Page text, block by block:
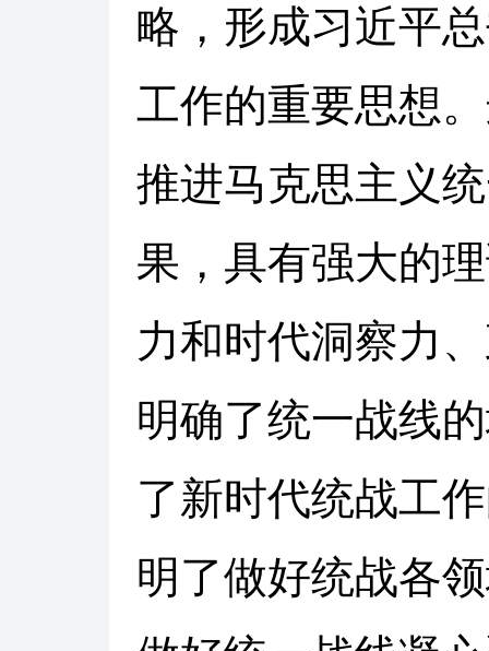
略，形成习近平
工作的重要思想
推进马克思主义
果，具有强大的
力和时代洞察力
明确了统一战线
了新时代统战工
明了做好统战各